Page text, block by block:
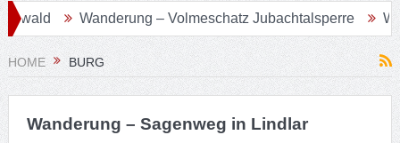
Wanderung – Volmeschatz Jubachtalsperre
HOME BURG
Wanderung – Sagenweg in Lindlar